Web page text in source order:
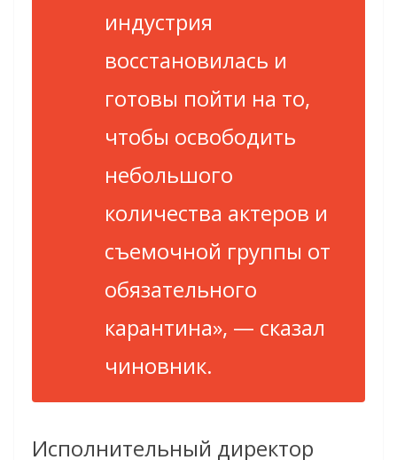
индустрия
восстановилась и
готовы пойти на то,
чтобы освободить
небольшого
количества актеров и
съемочной группы от
обязательного
карантина», — сказал
чиновник.
Исполнительный директор